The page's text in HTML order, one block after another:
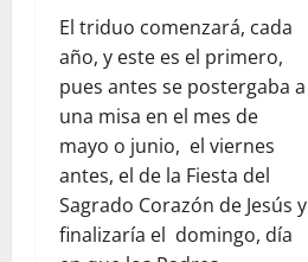
El triduo comenzará, cada
año, y este es el primero,
pues antes se postergaba a
una misa en el mes de
mayo o junio, el viernes
antes, el de la Fiesta del
Sagrado Corazón de Jesús y
finalizaría el domingo, día